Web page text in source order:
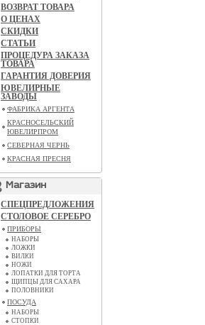
ВОЗВРАТ ТОВАРА
О ЦЕНАХ
СКИДКИ
СТАТЬИ
ПРОЦЕДУРА ЗАКАЗА
ТОВАРА
ГАРАНТИЯ ДОВЕРИЯ
ЮВЕЛИРНЫЕ
ЗАВОДЫ
ФАБРИКА АРГЕНТА
КРАСНОСЕЛЬСКИЙ
ЮВЕЛИРПРОМ
СЕВЕРНАЯ ЧЕРНЬ
КРАСНАЯ ПРЕСНЯ
Магазин
СПЕЦПРЕДЛОЖЕНИЯ
СТОЛОВОЕ СЕРЕБРО
ПРИБОРЫ
НАБОРЫ
ЛОЖКИ
ВИЛКИ
НОЖИ
ЛОПАТКИ ДЛЯ ТОРТА
ЩИПЦЫ ДЛЯ САХАРА
ПОЛОВНИКИ
ПОСУДА
НАБОРЫ
СТОПКИ